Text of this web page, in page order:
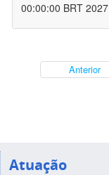
00:00:00 BRT 2027
Anterior
Atuação